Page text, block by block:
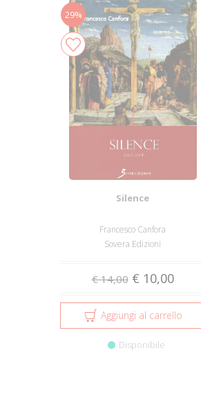
29%
Silence
Francesco Canfora
Sovera Edizioni
€ 14,00 € 10,00
Aggiungi al carrello
Disponibile